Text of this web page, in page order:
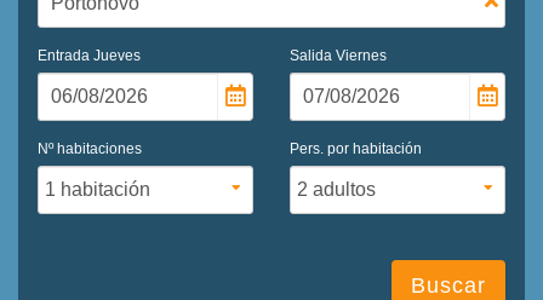
Entrada Jueves Salida Viernes
Nº habitaciones Pers. por habitación
Buscar